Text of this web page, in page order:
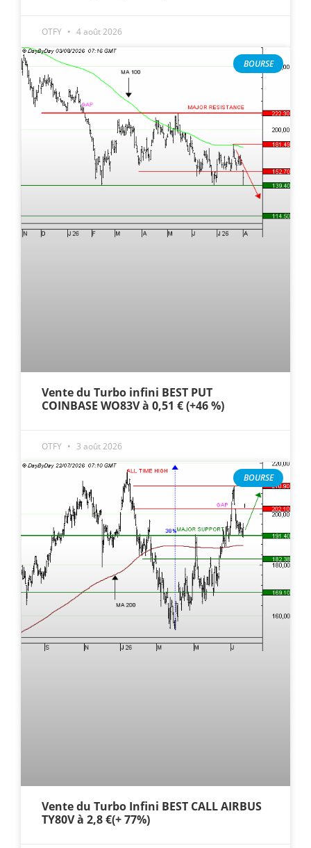
OTFY 4 août 2026
BOURSE
Vente du Turbo infini BEST PUT
COINBASE WO83V à 0,51 € (+46 %)
OTFY 3 août 2026
BOURSE
Vente du Turbo Infini BEST CALL AIRBUS
TY80V à 2,8 €(+ 77%)